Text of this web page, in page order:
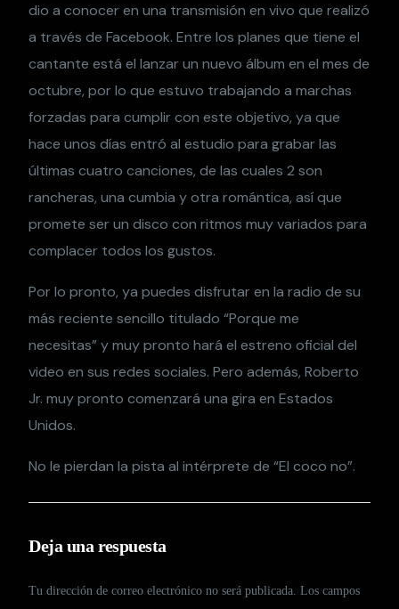
dio a conocer en una transmisión en vivo que realizó
a través de Facebook. Entre los planes que tiene el
cantante está el lanzar un nuevo álbum en el mes de
octubre, por lo que estuvo trabajando a marchas
forzadas para cumplir con este objetivo, ya que
hace unos días entró al estudio para grabar las
últimas cuatro canciones, de las cuales 2 son
rancheras, una cumbia y otra romántica, así que
promete ser un disco con ritmos muy variados para
complacer todos los gustos.
Por lo pronto, ya puedes disfrutar en la radio de su
más reciente sencillo titulado “Porque me
necesitas” y muy pronto hará el estreno oficial del
video en sus redes sociales. Pero además, Roberto
Jr. muy pronto comenzará una gira en Estados
Unidos.
No le pierdan la pista al intérprete de “El coco no”.
Deja una respuesta
Tu dirección de correo electrónico no será publicada. Los campos